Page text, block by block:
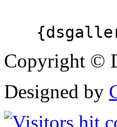
Copyright ©
Designed by